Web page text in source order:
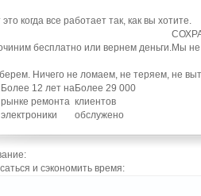
когда все работает так, как вы хотите.
бесплатно или вернем деньги.Мы не
Ничего не ломаем, не теряем, не
Более 12 летна
рынке ремонта
электроники
Более 29 000
клиентов
обслужено
и сэкономить время: